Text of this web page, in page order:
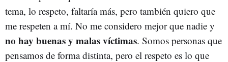
tema, lo respeto, faltaría más, pero también quiero que
me respeten a mí. No me considero mejor que nadie y
no hay buenas y malas víctimas. Somos personas que
pensamos de forma distinta, pero el respeto es lo que